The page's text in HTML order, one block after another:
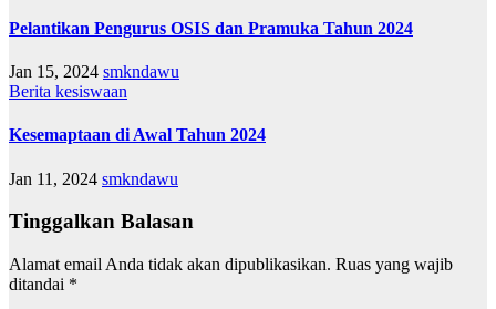
Pelantikan Pengurus OSIS dan Pramuka Tahun 2024
Jan 15, 2024 smkndawu
Berita kesiswaan
Kesemaptaan di Awal Tahun 2024
Jan 11, 2024 smkndawu
Tinggalkan Balasan
Alamat email Anda tidak akan dipublikasikan. Ruas yang wajib
ditandai *